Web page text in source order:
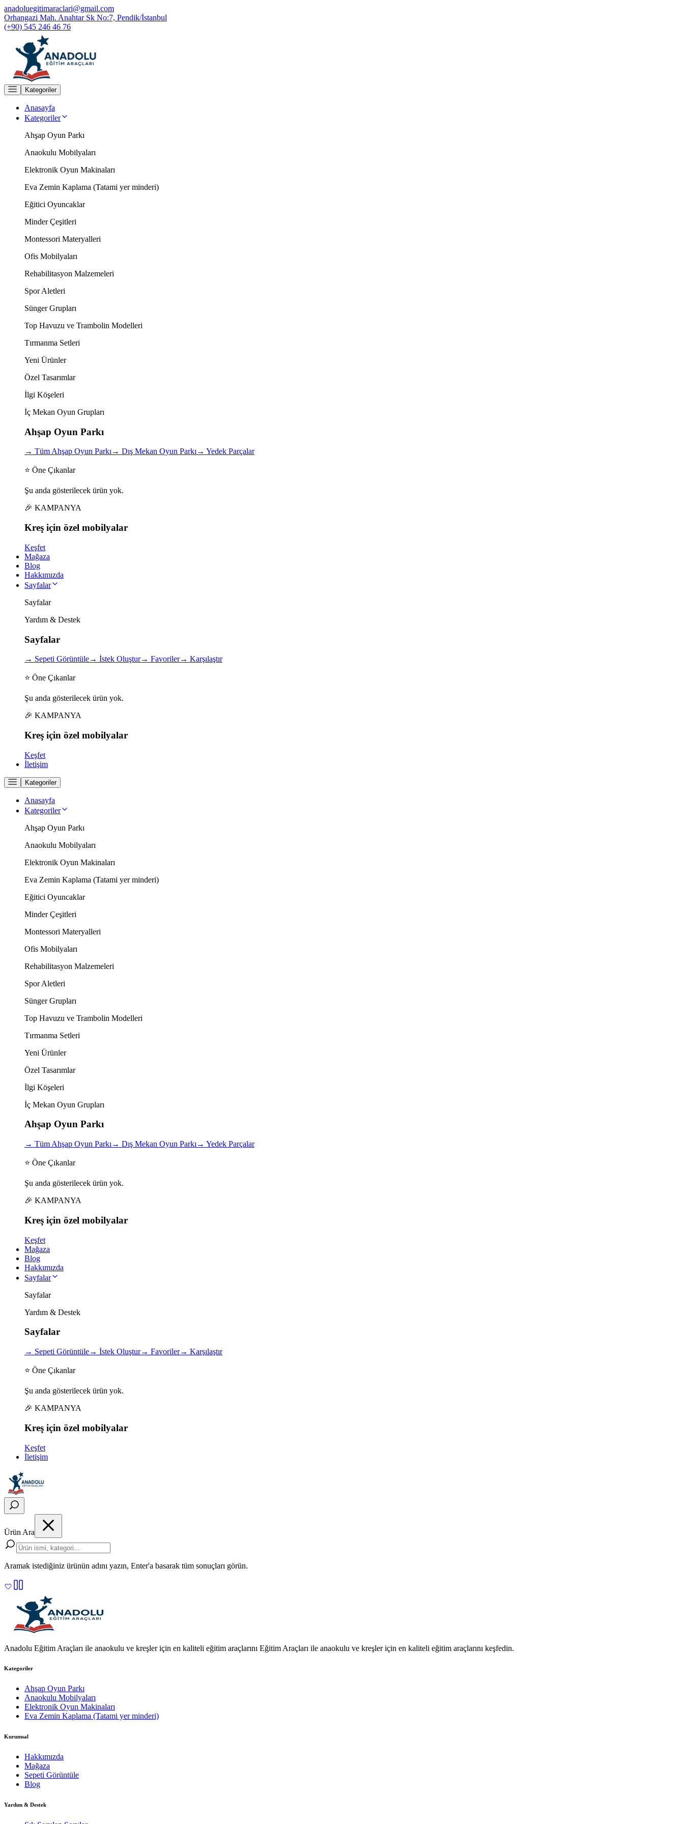
anadoluegitimaraclari@gmail.com
Orhangazi Mah. Anahtar Sk No:7, Pendik/İstanbul
(+90) 545 246 46 76
Kategoriler
Anasayfa
Kategoriler
Ahşap Oyun Parkı
Anaokulu Mobilyaları
Elektronik Oyun Makinaları
Eva Zemin Kaplama (Tatami yer minderi)
Eğitici Oyuncaklar
Minder Çeşitleri
Montessori Materyalleri
Ofis Mobilyaları
Rehabilitasyon Malzemeleri
Spor Aletleri
Sünger Grupları
Top Havuzu ve Trambolin Modelleri
Tırmanma Setleri
Yeni Ürünler
Özel Tasarımlar
İlgi Köşeleri
İç Mekan Oyun Grupları
Ahşap Oyun Parkı
→ Tüm Ahşap Oyun Parkı→ Dış Mekan Oyun Parkı→ Yedek Parçalar
⭐ Öne Çıkanlar
Şu anda gösterilecek ürün yok.
🎉 KAMPANYA
Kreş için özel mobilyalar
Keşfet
Mağaza
Blog
Hakkımızda
Sayfalar
Sayfalar
Yardım & Destek
Sayfalar
→ Sepeti Görüntüle→ İstek Oluştur→ Favoriler→ Karşılaştır
⭐ Öne Çıkanlar
Şu anda gösterilecek ürün yok.
🎉 KAMPANYA
Kreş için özel mobilyalar
Keşfet
İletişim
Kategoriler
Anasayfa
Kategoriler
Ahşap Oyun Parkı
Anaokulu Mobilyaları
Elektronik Oyun Makinaları
Eva Zemin Kaplama (Tatami yer minderi)
Eğitici Oyuncaklar
Minder Çeşitleri
Montessori Materyalleri
Ofis Mobilyaları
Rehabilitasyon Malzemeleri
Spor Aletleri
Sünger Grupları
Top Havuzu ve Trambolin Modelleri
Tırmanma Setleri
Yeni Ürünler
Özel Tasarımlar
İlgi Köşeleri
İç Mekan Oyun Grupları
Ahşap Oyun Parkı
→ Tüm Ahşap Oyun Parkı → Dış Mekan Oyun Parkı → Yedek Parçalar
⭐ Öne Çıkanlar
Şu anda gösterilecek ürün yok.
🎉 KAMPANYA
Kreş için özel mobilyalar
Keşfet
Mağaza
Blog
Hakkımızda
Sayfalar
Sayfalar
Yardım & Destek
Sayfalar
→ Sepeti Görüntüle→ İstek Oluştur→ Favoriler→ Karşılaştır
⭐ Öne Çıkanlar
Şu anda gösterilecek ürün yok.
🎉 KAMPANYA
Kreş için özel mobilyalar
Keşfet
İletişim
Ürün Ara
Aramak istediğiniz ürünün adını yazın, Enter'a basarak tüm sonuçları görün.
Anadolu Eğitim Araçları ile anaokulu ve kreşler için en kaliteli eğitim araçlarını Eğitim Araçları ile anaokulu ve kreşler için en kaliteli eğitim araçlarını keşfedin.
Kategoriler
Ahşap Oyun Parkı
Anaokulu Mobilyaları
Elektronik Oyun Makinaları
Eva Zemin Kaplama (Tatami yer minderi)
Kurumsal
Hakkımızda
Mağaza
Sepeti Görüntüle
Blog
Yardım & Destek